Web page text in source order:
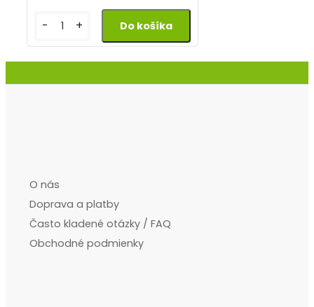
- +
O nás
Doprava a platby
Často kladené otázky / FAQ
Obchodné podmienky